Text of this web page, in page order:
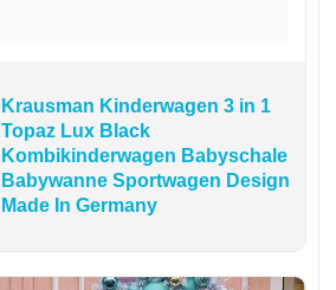
Krausman Kinderwagen 3 in 1
Topaz Lux Black
Kombikinderwagen Babyschale
Babywanne Sportwagen Design
Made In Germany